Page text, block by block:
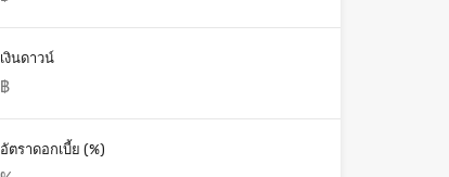
เงินดาวน์
อัตราดอกเบี้ย (%)